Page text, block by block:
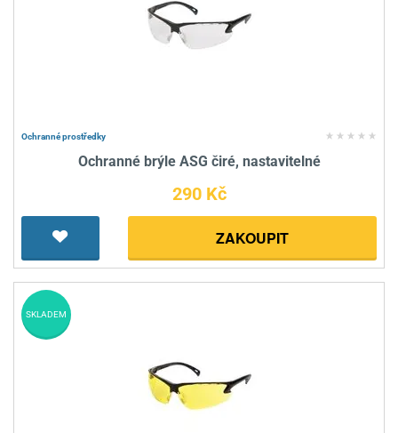
Ochranné prostředky
Ochranné brýle ASG čiré, nastavitelné
290 Kč
ZAKOUPIT
SKLADEM